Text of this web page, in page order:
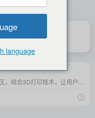
language